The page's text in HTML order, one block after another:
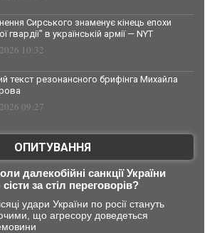
Сирського знаменує кінець епохи
гвардії" в українській армії — NYT
10:32
текст резонансного брифінга Михайла
09:27
ОПИТУВАННЯ
далекобійні санкції України
за стіл переговорів?
удари України по росії стануть
що агресору доведеться